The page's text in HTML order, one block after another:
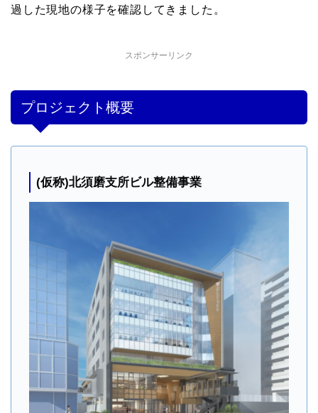
過した現地の様子を確認してきました。
スポンサーリンク
プロジェクト概要
(仮称)北須磨支所ビル整備事業